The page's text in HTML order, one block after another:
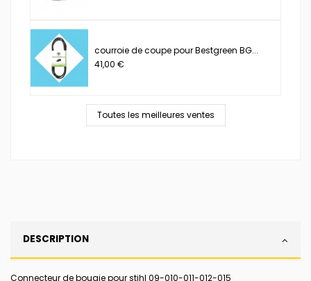
courroie de coupe pour Bestgreen BG...
41,00 €
Toutes les meilleures ventes
DESCRIPTION
Connecteur de bougie pour stihl 09-010-011-012-015